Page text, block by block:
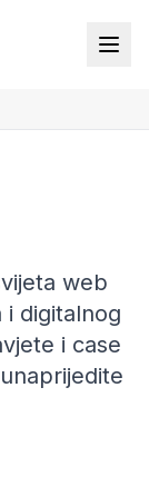
web
digitalnog
i case